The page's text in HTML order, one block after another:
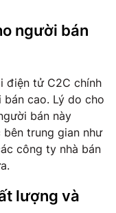
người bán
điện tử C2C chính
cao. Lý do cho
bán này
trung gian như
công ty nhà bán
lượng và